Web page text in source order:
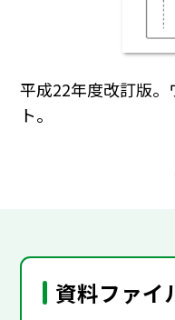
平成22年度改訂版
ト。
資料ファイ